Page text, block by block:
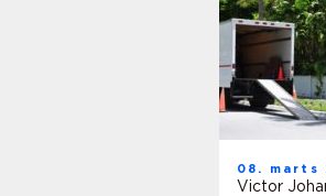
08. marts
Victor